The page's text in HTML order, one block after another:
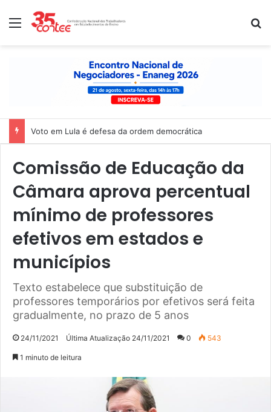
Menu
Voto em Lula é defesa da ordem democrática
Comissão de Educação da
Câmara aprova percentual
mínimo de professores
efetivos em estados e
municípios
Texto estabelece que substituição de
professores temporários por efetivos será feita
gradualmente, no prazo de 5 anos
24/11/2021 Última Atualização 24/11/2021 0 543
1 minuto de leitura